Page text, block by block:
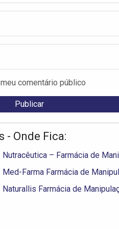
comentário público
- Onde Fica:
Nutracêutica – Farmácia de
Med-Farma Farmácia de
Naturallis Farmácia de